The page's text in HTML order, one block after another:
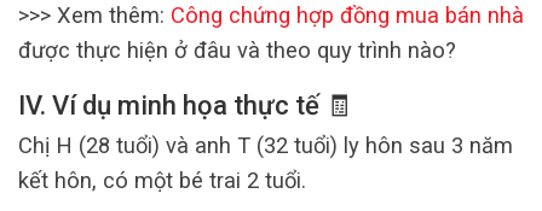
>>> Xem thêm: Công chứng hợp đồng mua bán nhà
được thực hiện ở đâu và theo quy trình nào?
IV. Ví dụ minh họa thực tế 🧾
Chị H (28 tuổi) và anh T (32 tuổi) ly hôn sau 3 năm
kết hôn, có một bé trai 2 tuổi.